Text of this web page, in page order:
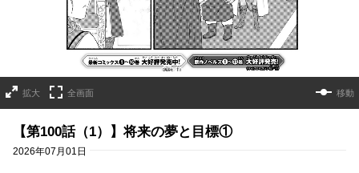
拡大 全画面 移動
【第100話（1）】将来の夢と目標①
2026年07月01日